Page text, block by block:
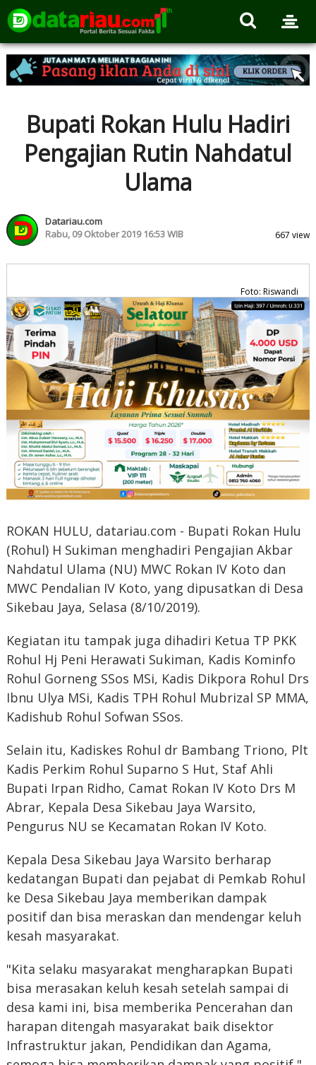
Bupati Rokan Hulu Hadiri
Pengajian Rutin Nahdatul
Ulama
Datariau.com
Rabu, 09 Oktober 2019 16:53 WIB
667 view
Foto: Riswandi
ROKAN HULU, datariau.com - Bupati Rokan Hulu
(Rohul) H Sukiman menghadiri Pengajian Akbar
Nahdatul Ulama (NU) MWC Rokan IV Koto dan
MWC Pendalian IV Koto, yang dipusatkan di Desa
Sikebau Jaya, Selasa (8/10/2019).
Kegiatan itu tampak juga dihadiri Ketua TP PKK
Rohul Hj Peni Herawati Sukiman, Kadis Kominfo
Rohul Gorneng SSos MSi, Kadis Dikpora Rohul Drs
Ibnu Ulya MSi, Kadis TPH Rohul Mubrizal SP MMA,
Kadishub Rohul Sofwan SSos.
Selain itu, Kadiskes Rohul dr Bambang Triono, Plt
Kadis Perkim Rohul Suparno S Hut, Staf Ahli
Bupati Irpan Ridho, Camat Rokan IV Koto Drs M
Abrar, Kepala Desa Sikebau Jaya Warsito,
Pengurus NU se Kecamatan Rokan IV Koto.
Kepala Desa Sikebau Jaya Warsito berharap
kedatangan Bupati dan pejabat di Pemkab Rohul
ke Desa Sikebau Jaya memberikan dampak
positif dan bisa meraskan dan mendengar keluh
kesah masyarakat.
"Kita selaku masyarakat mengharapkan Bupati
bisa merasakan keluh kesah setelah sampai di
desa kami ini, bisa memberika Pencerahan dan
harapan ditengah masyarakat baik disektor
Infrastruktur jakan, Pendidikan dan Agama,